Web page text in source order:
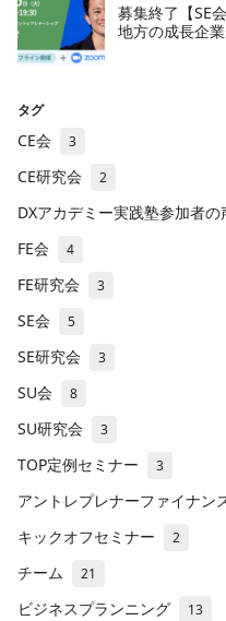
募集終了【SE
地方の成長企
タグ
CE会 3
CE研究会 2
DXアカデミー実践塾参加者の
FE会 4
FE研究会 3
SE会 5
SE研究会 3
SU会 8
SU研究会 3
TOP定例セミナー 3
アントレプレナーファイナン
キックオフセミナー 2
チーム 21
ビジネスプランニング 13